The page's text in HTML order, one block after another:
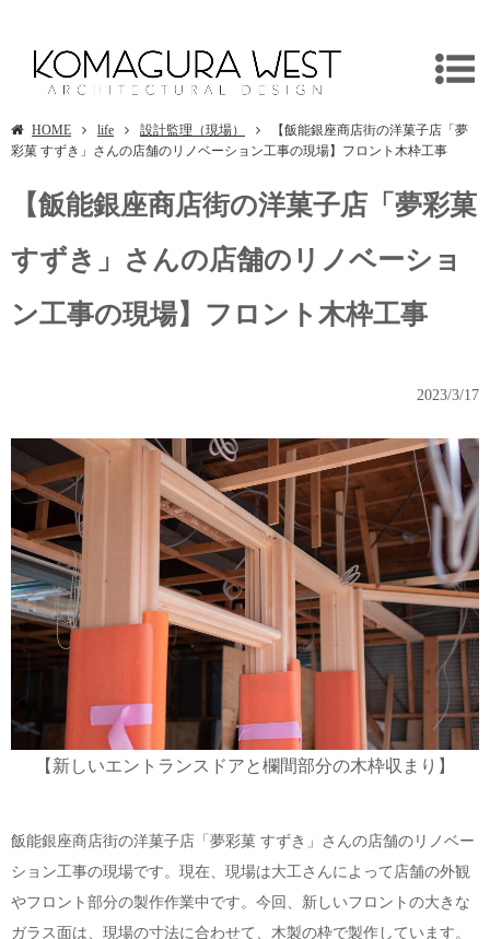
HOME life 設計監理（現場）
【飯能銀座商店街の洋菓子店「夢
彩菓 すずき」さんの店舗のリノベーション工事の現場】フロント木枠工事
【飯能銀座商店街の洋菓子店「夢彩菓
すずき」さんの店舗のリノベーショ
ン工事の現場】フロント木枠工事
2023/3/17
【新しいエントランスドアと欄間部分の木枠収まり】
飯能銀座商店街の洋菓子店「夢彩菓 すずき」さんの店舗のリノベー
ション工事の現場です。現在、現場は大工さんによって店舗の外観
やフロント部分の製作作業中です。今回、新しいフロントの大きな
ガラス面は、現場の寸法に合わせて、木製の枠で製作しています。